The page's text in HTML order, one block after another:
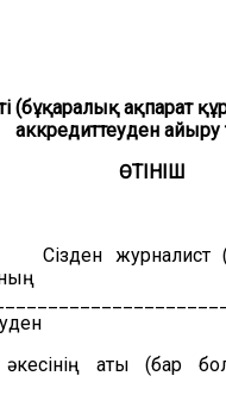
(бұқаралық ақпарат
аккредиттеуден айыру
ӨТІНІШ
Сізден журналист
әкесінің аты (бар